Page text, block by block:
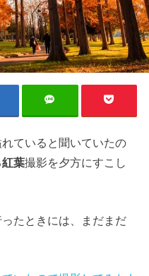
れていると聞いていたの
紅葉撮影を夕方にすこし
たときには、まだまだ